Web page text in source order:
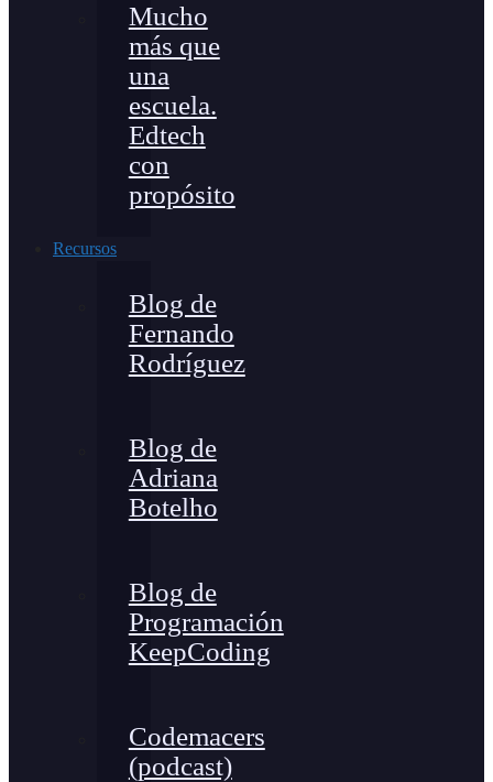
Mucho
más que
una
escuela.
Edtech
con
propósito
Recursos
Blog de
Fernando
Rodríguez
Blog de
Adriana
Botelho
Blog de
Programación
KeepCoding
Codemacers
(podcast)